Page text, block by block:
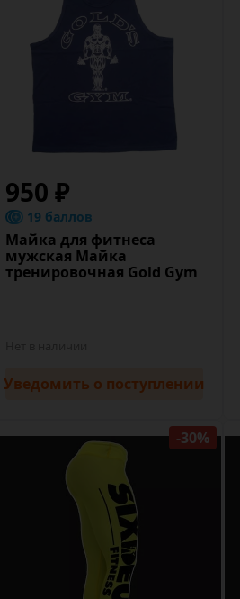
950 ₽
19 баллов
Майка для фитнеса
мужская Майка
тренировочная Gold Gym
Уведомить о поступлении
-30%